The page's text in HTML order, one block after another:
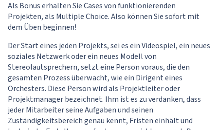
Als Bonus erhalten Sie Cases von funktionierenden
Projekten, als Multiple Choice. Also können Sie sofort mit
dem Üben beginnen!
Der Start eines jeden Projekts, sei es ein Videospiel, ein neues
soziales Netzwerk oder ein neues Modell von
Stereolautsprechern, setzt eine Person voraus, die den
gesamten Prozess überwacht, wie ein Dirigent eines
Orchesters. Diese Person wird als Projektleiter oder
Projektmanager bezeichnet. Ihm ist es zu verdanken, dass
jeder Mitarbeiter seine Aufgaben und seinen
Zuständigkeitsbereich genau kennt, Fristen einhält und